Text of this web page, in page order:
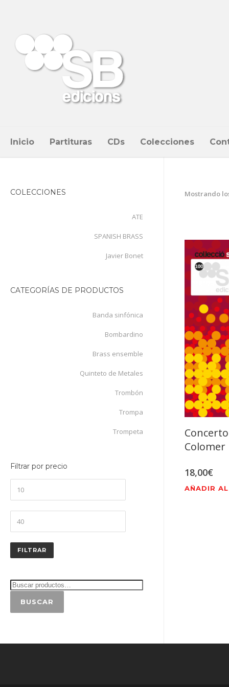
Inicio Partituras CDs Colecciones
Mostrando
Colomer
18,00€
AÑADIR
COLECCIONES
ATE
SPANISH BRASS
Javier Bonet
CATEGORÍAS DE PRODUCTOS
Banda sinfónica
Bombardino
Brass ensemble
Quinteto de Metales
Trombón
Trompa
Trompeta
Filtrar por precio
FILTRAR
BUSCAR